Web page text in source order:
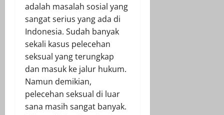
adalah masalah sosial yang
sangat serius yang ada di
Indonesia. Sudah banyak
sekali kasus pelecehan
seksual yang terungkap
dan masuk ke jalur hukum.
Namun demikian,
pelecehan seksual di luar
sana masih sangat banyak.